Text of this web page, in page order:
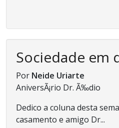
Sociedade em
Por Neide Uriarte
AniversÃ¡rio Dr. Ã‰dio
Dedico a coluna desta
casamento e amigo Dr...